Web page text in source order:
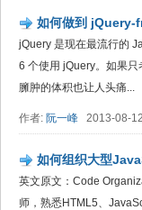
如何做到 jQuery-
jQuery 是现在最流行的
6 个使用 jQuery。如果
臃肿的体积也让人头痛...
作者: 阮一峰 2013-08-
如何组织大型
英文原文：Code
师，熟悉HTML5、